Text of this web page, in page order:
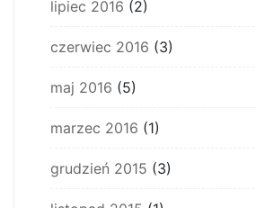
lipiec 2016 (2)
czerwiec 2016 (3)
maj 2016 (5)
marzec 2016 (1)
grudzień 2015 (3)